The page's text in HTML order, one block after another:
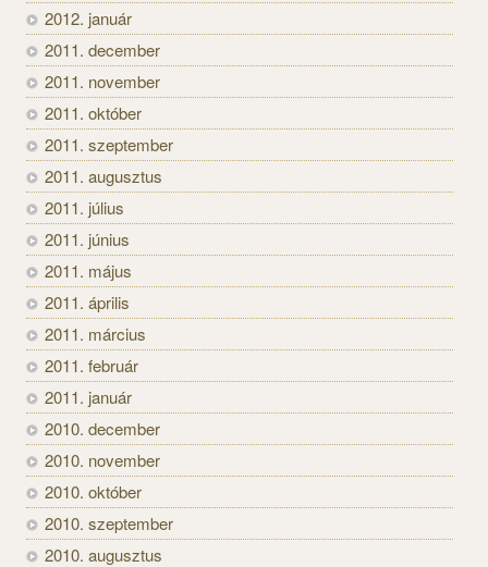
2012. január
2011. december
2011. november
2011. október
2011. szeptember
2011. augusztus
2011. július
2011. június
2011. május
2011. április
2011. március
2011. február
2011. január
2010. december
2010. november
2010. október
2010. szeptember
2010. augusztus